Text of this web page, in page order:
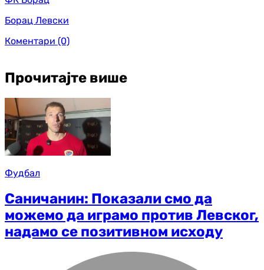
Борац Левски
Коментари (0)
Прочитајте више
Фудбал
Саничанин: Показали смо да
можемо да играмо против Левског,
надамо се позитивном исходу